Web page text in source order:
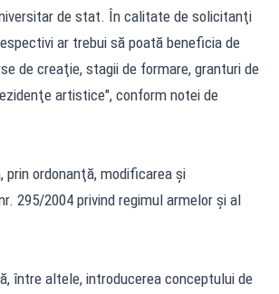
de stat. În calitate de solicitanţi
ar trebui să poată beneficia de
de creaţie, stagii de formare, granturi de
artistice", conform notei de
prin ordonanţă, modificarea şi
295/2004 privind regimul armelor şi al
între altele, introducerea conceptului de